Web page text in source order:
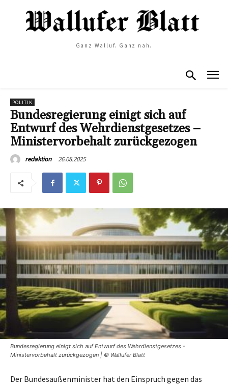
Ganz Walluf. Ganz nah.
POLITIK
Bundesregierung einigt sich auf
Entwurf des Wehrdienstgesetzes –
Ministervorbehalt zurückgezogen
redaktion 26.08.2025
Bundesregierung einigt sich auf Entwurf des Wehrdienstgesetzes -
Ministervorbehalt zurückgezogen | © Wallufer Blatt
Der Bundesaußenminister hat den Einspruch gegen das